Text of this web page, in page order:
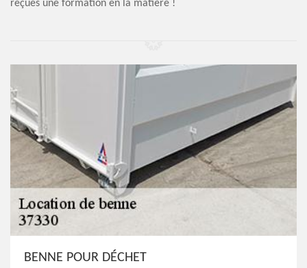
reçues une formation en la matière !
BENNE POUR DÉCHET